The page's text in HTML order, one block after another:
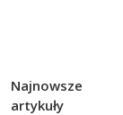
Najnowsze
artykuły